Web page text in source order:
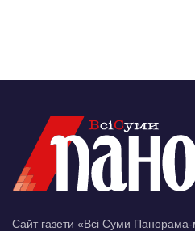
Сайт газети «Всі Суми Панорама-